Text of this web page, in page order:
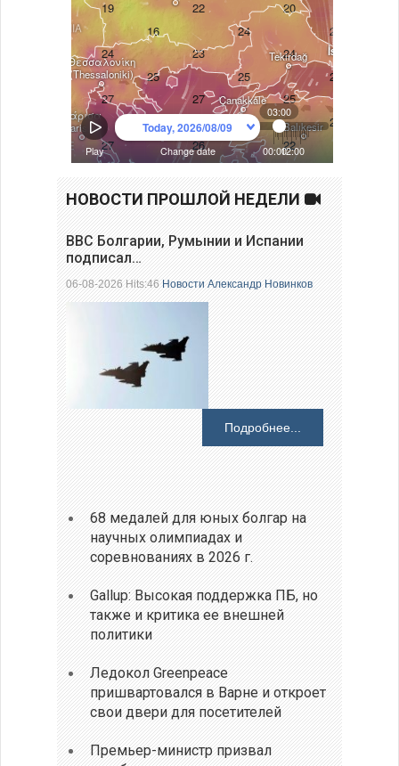
НОВОСТИ ПРОШЛОЙ НЕДЕЛИ
ВВС Болгарии, Румынии и Испании
подписал…
06-08-2026 Hits:46Новости Александр Новинков
Подробнее...
68 медалей для юных болгар на
научных олимпиадах и
соревнованиях в 2026 г.
Gallup: Высокая поддержка ПБ, но
также и критика ее внешней
политики
Ледокол Greenpeace
пришвартовался в Варне и откроет
свои двери для посетителей
Премьер-министр призвал